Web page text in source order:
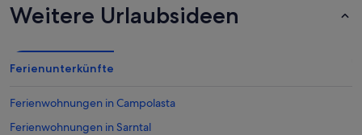
Weitere Urlaubsideen
Ferienunterkünfte
Ferienwohnungen in Campolasta
Ferienwohnungen in Sarntal